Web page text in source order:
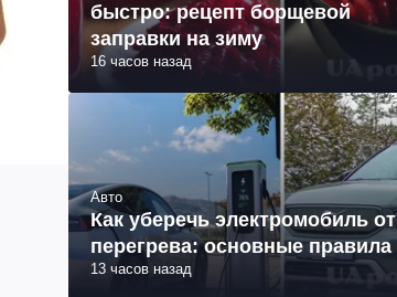
быстро: рецепт борщевой
заправки на зиму
16 часов назад
Авто
Как уберечь электромобиль от
перегрева: основные правила
13 часов назад